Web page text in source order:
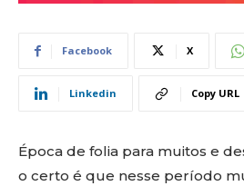
Facebook X
Linkedin Copy URL
Época de folia para muitos e
o certo é que nesse período